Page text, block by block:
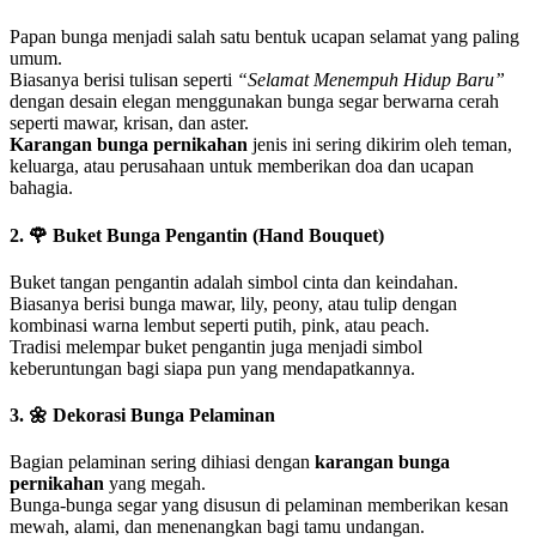
Papan bunga menjadi salah satu bentuk ucapan selamat yang paling
umum.
Biasanya berisi tulisan seperti “Selamat Menempuh Hidup Baru”
dengan desain elegan menggunakan bunga segar berwarna cerah
seperti mawar, krisan, dan aster.
Karangan bunga pernikahan jenis ini sering dikirim oleh teman,
keluarga, atau perusahaan untuk memberikan doa dan ucapan
bahagia.
2. 🌹 Buket Bunga Pengantin (Hand Bouquet)
Buket tangan pengantin adalah simbol cinta dan keindahan.
Biasanya berisi bunga mawar, lily, peony, atau tulip dengan
kombinasi warna lembut seperti putih, pink, atau peach.
Tradisi melempar buket pengantin juga menjadi simbol
keberuntungan bagi siapa pun yang mendapatkannya.
3. 🌼 Dekorasi Bunga Pelaminan
Bagian pelaminan sering dihiasi dengan karangan bunga
pernikahan yang megah.
Bunga-bunga segar yang disusun di pelaminan memberikan kesan
mewah, alami, dan menenangkan bagi tamu undangan.